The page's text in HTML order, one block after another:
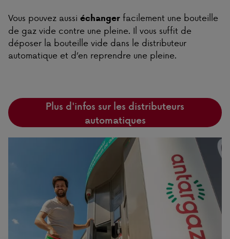
Vous pouvez aussi échanger facilement une bouteille
de gaz vide contre une pleine. Il vous suffit de
déposer la bouteille vide dans le distributeur
automatique et d’en reprendre une pleine.
Plus d'infos sur les distributeurs
automatiques